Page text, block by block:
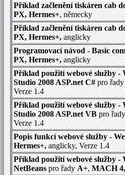
Příklad začlenění tiskáren cab
PX, Hermes+, německy
Příklad začlenění tiskáren cab
PX, Hermes+,anglicky
Programovací návod - Basic
PX, Hermes+,anglicky
Příklad použití webové služby -
Studio 2008 ASP.net C#pro
Verze 1.4
Příklad použití webové služby -
Studio 2008 ASP.net VBpro
Verze 1.4
Popis funkcí webové služby -
Hermes+,anglicky, Verze 1.4
Příklad použití webové služby -
NetBeanspro řadyA+,MACH